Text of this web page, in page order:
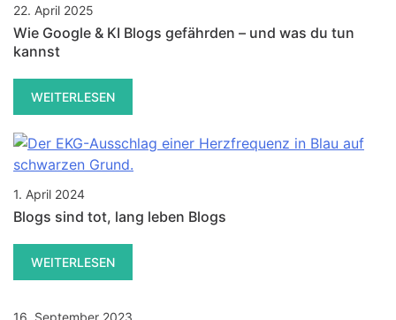
22. April 2025
Wie Google & KI Blogs gefährden – und was du tun
kannst
WEITERLESEN
1. April 2024
Blogs sind tot, lang leben Blogs
WEITERLESEN
16. September 2023